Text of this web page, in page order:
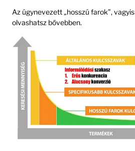
Az úgynevezett „hosszú farok”, vagyis
olvashatsz bővebben.